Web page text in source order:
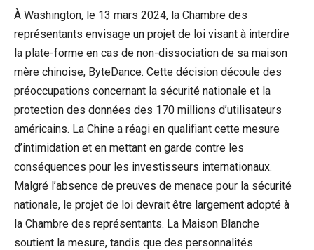
À Washington, le 13 mars 2024, la Chambre des
représentants envisage un projet de loi visant à interdire
la plate-forme en cas de non-dissociation de sa maison
mère chinoise, ByteDance. Cette décision découle des
préoccupations concernant la sécurité nationale et la
protection des données des 170 millions d’utilisateurs
américains. La Chine a réagi en qualifiant cette mesure
d’intimidation et en mettant en garde contre les
conséquences pour les investisseurs internationaux.
Malgré l’absence de preuves de menace pour la sécurité
nationale, le projet de loi devrait être largement adopté à
la Chambre des représentants. La Maison Blanche
soutient la mesure, tandis que des personnalités